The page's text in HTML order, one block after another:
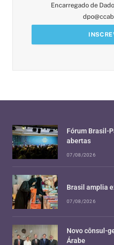
Encarregado de
Fórum Brasil-
abertas
07/08/2026
Brasil amplia
07/08/2026
Novo cônsul-
Árabe